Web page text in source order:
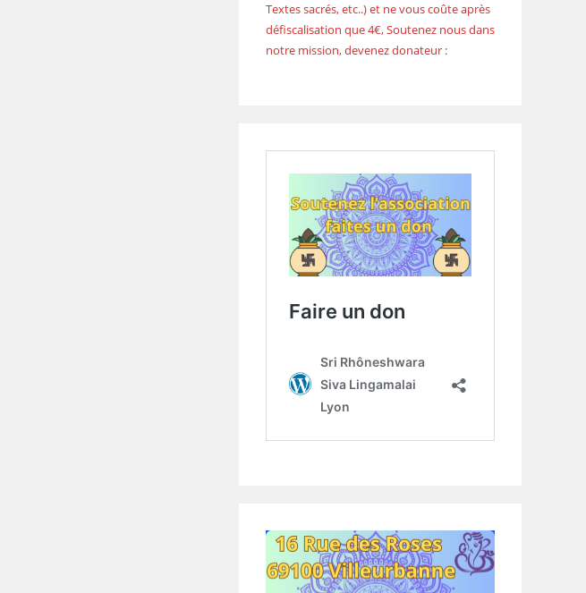
Textes sacrés, etc..) et ne vous coûte après
défiscalisation que 4€, Soutenez nous dans
notre mission, devenez donateur :